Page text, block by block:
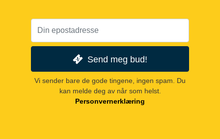
Send meg bud!
Vi sender bare de gode tingene, ingen spam. Du
kan melde deg av når som helst.
Personvernerklæring